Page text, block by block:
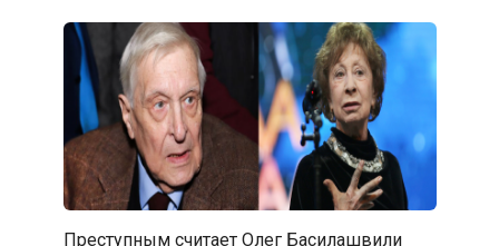
Преступным считает Олег Басилашвили